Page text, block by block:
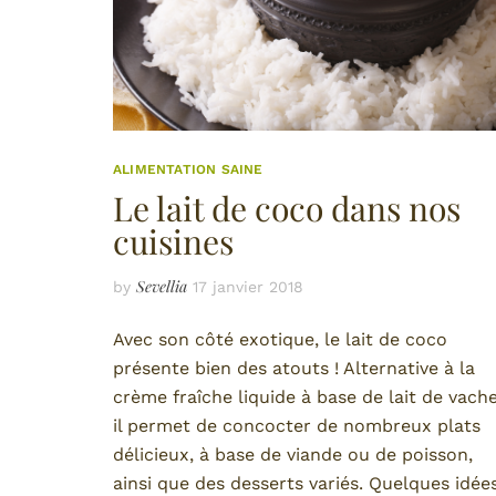
ALIMENTATION SAINE
Le lait de coco dans nos
cuisines
by Sevellia 17 janvier 2018
Avec son côté exotique, le lait de coco
présente bien des atouts ! Alternative à la
crème fraîche liquide à base de lait de
il permet de concocter de nombreux plats
délicieux, à base de viande ou de poisson,
ainsi que des desserts variés. Quelques